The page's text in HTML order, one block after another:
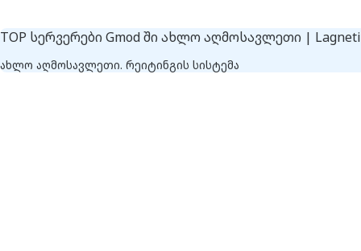
TOP სერვერები Gmod ში ახლო აღმოსავლეთი |
ახლო აღმოსავლეთი. რეიტინგის სისტემა